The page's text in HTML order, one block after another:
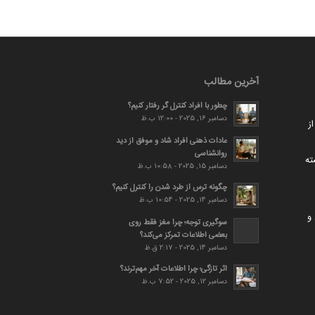
و
آخرین مطالب
چطور با افراد کنترل گر رفتار کنیم؟
دسامبر 16, 2025 - 12:00 ب.ظ
عادات ذهنی افراد شاد و موفق از دید
روانشناسی
دسامبر 15, 2025 - 10:58 ب.ظ
چگونه ترس از طرد شدن را کنترل کنیم؟
دسامبر 14, 2025 - 10:54 ب.ظ
سوگیری توجه؛ چرا مغز فقط روی
بعضی اطلاعات تمرکز می‌کند؟
دسامبر 14, 2025 - 2:17 ق.ظ
اثر تازگی؛ چرا اطلاعات آخر مهم‌ترند؟
دسامبر 12, 2025 - 7:52 ب.ظ